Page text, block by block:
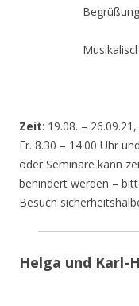
Zeit: 19.08. –
Fr. 8.30 – 14.00 Uhr
oder Seminare kann
behindert werden –
Besuch
Helga und Karl-